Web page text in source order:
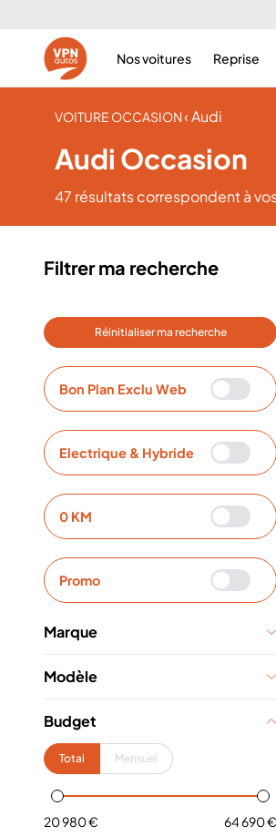
Nos voitures Reprise
VOITURE OCCASION‹ Audi
Audi Occasion
47 résultatscorrespondent à
Filtrer ma recherche
Réinitialiser ma recherche
Bon Plan Exclu Web
Electrique & Hybride
0 KM
Promo
Marque
Modèle
Budget
Total Mensuel
20 980 € 64 690 €